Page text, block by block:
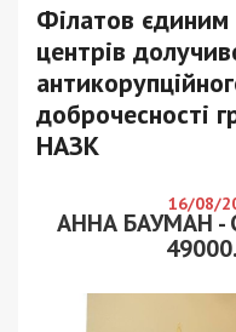
Філатов єдиним
центрів
доброчесності
НАЗК
16/08/
АННА БАУМАН -